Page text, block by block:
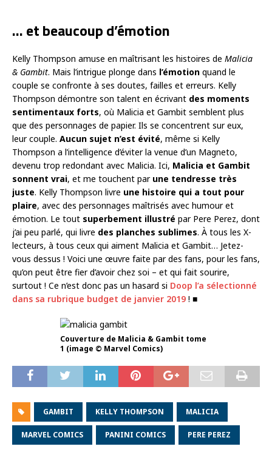
… et beaucoup d’émotion
Kelly Thompson amuse en maîtrisant les histoires de Malicia
& Gambit. Mais l’intrigue plonge dans l’émotion quand le
couple se confronte à ses doutes, failles et erreurs. Kelly
Thompson démontre son talent en écrivant des moments
sentimentaux forts, où Malicia et Gambit semblent plus
que des personnages de papier. Ils se concentrent sur eux,
leur couple. Aucun sujet n’est évité, même si Kelly
Thompson a l’intelligence d’éviter la venue d’un Magneto,
devenu trop redondant avec Malicia. Ici, Malicia et Gambit
sonnent vrai, et me touchent par une tendresse très
juste. Kelly Thompson livre une histoire qui a tout pour
plaire, avec des personnages maîtrisés avec humour et
émotion. Le tout superbement illustré par Pere Perez, dont
j’ai peu parlé, qui livre des planches sublimes. À tous les X-
lecteurs, à tous ceux qui aiment Malicia et Gambit… Jetez-
vous dessus ! Voici une œuvre faite par des fans, pour les fans,
qu’on peut être fier d’avoir chez soi – et qui fait sourire,
surtout ! Ce n’est donc pas un hasard si Doop l’a sélectionné
dans sa rubrique budget de janvier 2019 ! ■
Couverture de Malicia & Gambit tome
1 (image © Marvel Comics)
GAMBIT KELLY THOMPSON MALICIA
MARVEL COMICS PANINI COMICS PERE PEREZ